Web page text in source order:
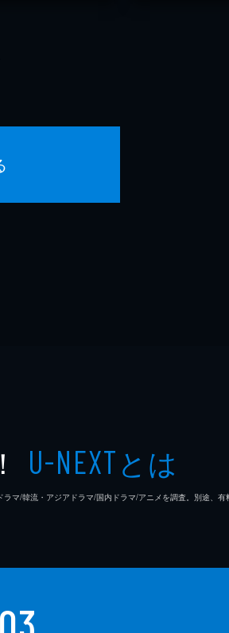
！ U-NEXTとは
/韓流・アジアドラマ/国内ドラマ/アニメを調査。別途、有